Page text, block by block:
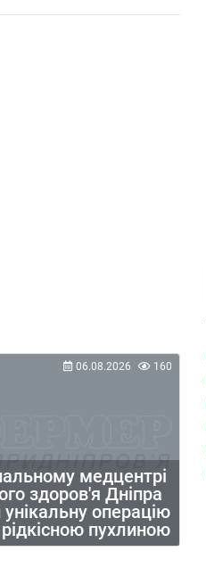
медцентрі
здоров'я Дніпра
операцію
рідкісною пухлиною
06.08.2026 160